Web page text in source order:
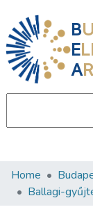
B
E
A
Communities
Home
Ballagi-